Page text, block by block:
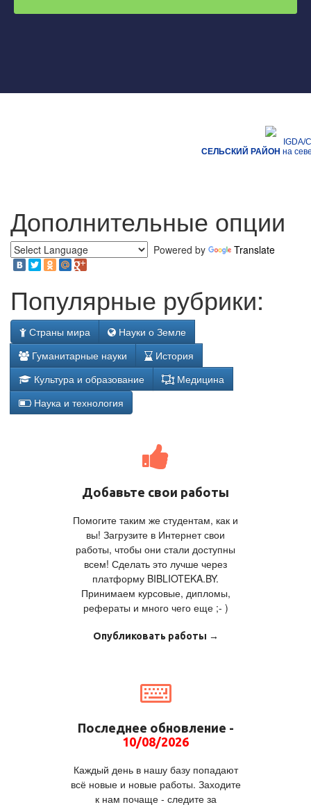
IGDA/
СЕЛЬСКИЙ РАЙОН на
Дополнительные опции
Powered by Translate
Популярные рубрики:
Страны мира
Науки о Земле
Гуманитарные науки
История
Культура и образование
Медицина
Наука и технология
Добавьте свои работы
Помогите таким же студентам, как и
вы! Загрузите в Интернет свои
работы, чтобы они стали доступны
всем! Сделать это лучше через
платформу BIBLIOTEKA.BY.
Принимаем курсовые, дипломы,
рефераты и много чего еще ;- )
Опубликовать работы →
Последнее обновление -
10/08/2026
Каждый день в нашу базу попадают
всё новые и новые работы. Заходите
к нам почаще - следите за